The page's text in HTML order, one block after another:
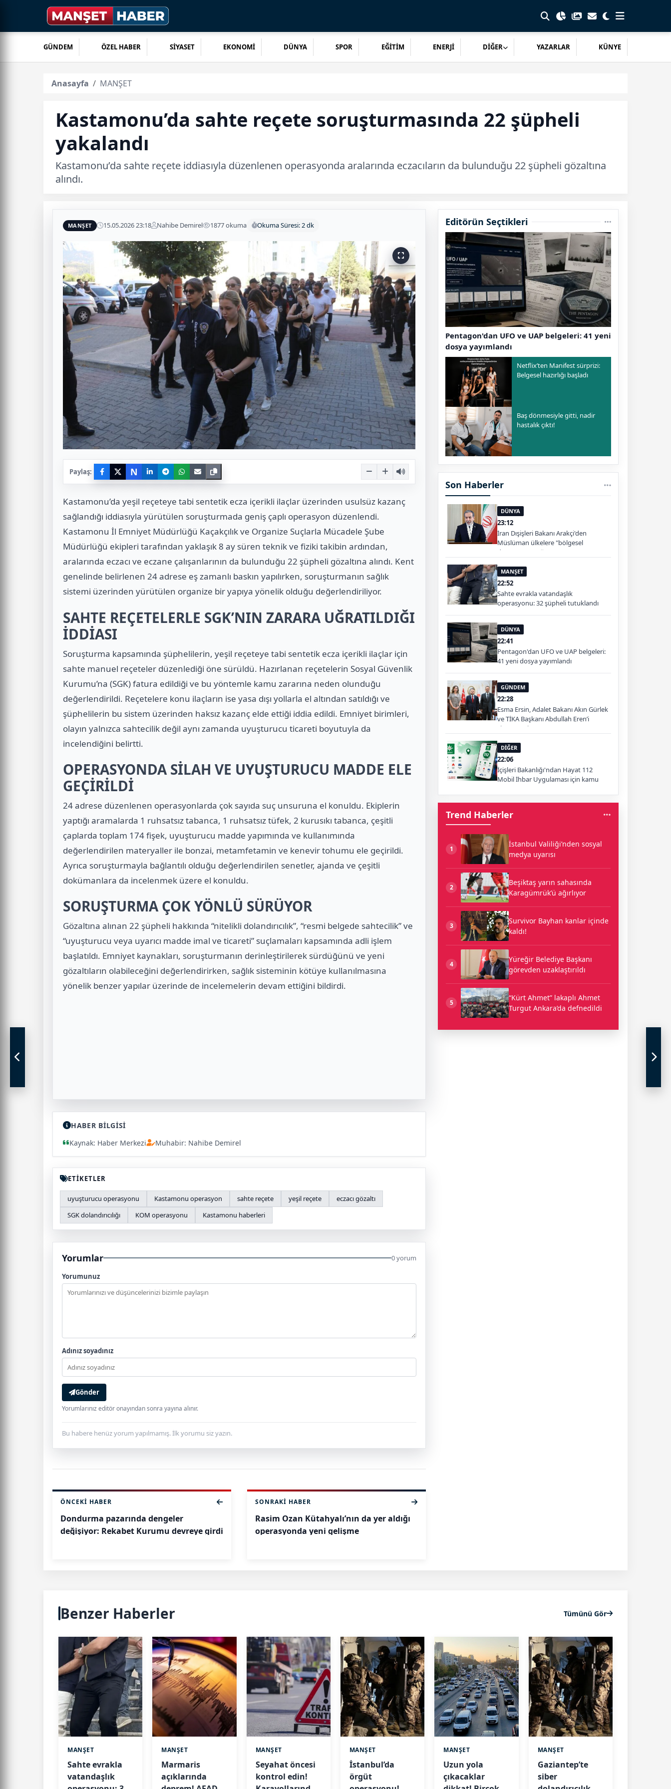
GÜNDEM ÖZEL HABER SİYASET EKONOMİ DÜNYA SPOR EĞİTİM ENERJİ DİĞER YAZARLAR KÜNYE
Anasayfa MANŞET
Kastamonu’da sahte reçete soruşturmasında 22 şüpheli
yakalandı
Kastamonu’da sahte reçete iddiasıyla düzenlenen operasyonda aralarında eczacıların da bulunduğu 22 şüpheli gözaltına
alındı.
MANŞET 15.05.2026 23:18 Nahibe Demirel 1877 okuma Okuma Süresi: 2 dk
Paylaş: N
Kastamonu’da yeşil reçeteye tabi sentetik ecza içerikli ilaçlar üzerinden usulsüz kazanç
sağlandığı iddiasıyla yürütülen soruşturmada geniş çaplı operasyon düzenlendi.
Kastamonu İl Emniyet Müdürlüğü Kaçakçılık ve Organize Suçlarla Mücadele Şube
Müdürlüğü ekipleri tarafından yaklaşık 8 ay süren teknik ve fiziki takibin ardından,
aralarında eczacı ve eczane çalışanlarının da bulunduğu 22 şüpheli gözaltına alındı. Kent
genelinde belirlenen 24 adrese eş zamanlı baskın yapılırken, soruşturmanın sağlık
sistemi üzerinden yürütülen organize bir yapıya yönelik olduğu değerlendiriliyor.
SAHTE REÇETELERLE SGK’NIN ZARARA UĞRATILDIĞI
İDDİASI
Soruşturma kapsamında şüphelilerin, yeşil reçeteye tabi sentetik ecza içerikli ilaçlar için
sahte manuel reçeteler düzenlediği öne sürüldü. Hazırlanan reçetelerin Sosyal Güvenlik
Kurumu’na (SGK) fatura edildiği ve bu yöntemle kamu zararına neden olunduğu
değerlendirildi. Reçetelere konu ilaçların ise yasa dışı yollarla el altından satıldığı ve
şüphelilerin bu sistem üzerinden haksız kazanç elde ettiği iddia edildi. Emniyet birimleri,
olayın yalnızca sahtecilik değil aynı zamanda uyuşturucu ticareti boyutuyla da
incelendiğini belirtti.
OPERASYONDA SİLAH VE UYUŞTURUCU MADDE ELE
GEÇİRİLDİ
24 adrese düzenlenen operasyonlarda çok sayıda suç unsuruna el konuldu. Ekiplerin
yaptığı aramalarda 1 ruhsatsız tabanca, 1 ruhsatsız tüfek, 2 kurusıkı tabanca, çeşitli
çaplarda toplam 174 fişek, uyuşturucu madde yapımında ve kullanımında
değerlendirilen materyaller ile bonzai, metamfetamin ve kenevir tohumu ele geçirildi.
Ayrıca soruşturmayla bağlantılı olduğu değerlendirilen senetler, ajanda ve çeşitli
dokümanlara da incelenmek üzere el konuldu.
SORUŞTURMA ÇOK YÖNLÜ SÜRÜYOR
Gözaltına alınan 22 şüpheli hakkında “nitelikli dolandırıcılık”, “resmi belgede sahtecilik” ve
“uyuşturucu veya uyarıcı madde imal ve ticareti” suçlamaları kapsamında adli işlem
başlatıldı. Emniyet kaynakları, soruşturmanın derinleştirilerek sürdüğünü ve yeni
gözaltıların olabileceğini değerlendirirken, sağlık sisteminin kötüye kullanılmasına
yönelik benzer yapılar üzerinde de incelemelerin devam ettiğini bildirdi.
HABER BİLGİSİ
Kaynak: Haber Merkezi
Muhabir: Nahibe Demirel
ETİKETLER
uyuşturucu operasyonu Kastamonu operasyon sahte reçete yeşil reçete
eczacı gözaltı
SGK dolandırıcılığı
KOM operasyonu Kastamonu haberleri
Yorumlar 0 yorum
Yorumunuz
Adınız soyadınız
Gönder
Yorumlarınız editör onayından sonra yayına alınır.
Bu habere henüz yorum yapılmamış. İlk yorumu siz yazın.
ÖNCEKI HABER
Dondurma pazarında dengeler
değişiyor: Rekabet Kurumu devreye girdi
SONRAKI HABER
Rasim Ozan Kütahyalı’nın da yer aldığı
operasyonda yeni gelişme
Editörün Seçtikleri
Pentagon'dan UFO ve UAP belgeleri: 41 yeni
dosya yayımlandı
Netflix’ten Manifest sürprizi:
Belgesel hazırlığı başladı
Baş dönmesiyle gitti, nadir
hastalık çıktı!
Son Haberler
DÜNYA
23:12
İran Dışişleri Bakanı Arakçi'den
Müslüman ülkelere "bölgesel
dayanışma" çağrısı
MANŞET
22:52
Sahte evrakla vatandaşlık
operasyonu: 32 şüpheli tutuklandı
DÜNYA
22:41
Pentagon'dan UFO ve UAP belgeleri:
41 yeni dosya yayımlandı
GÜNDEM
22:28
Esma Ersin, Adalet Bakanı Akın Gürlek
ve TİKA Başkanı Abdullah Eren’i
ziyaret etti
DİĞER
22:06
İçişleri Bakanlığı'ndan Hayat 112
Mobil İhbar Uygulaması için kamu
Trend Haberler
1
İstanbul Valiliği’nden sosyal
medya uyarısı
2
Beşiktaş yarın sahasında
Karagümrük’ü ağırlıyor
3
Survivor Bayhan kanlar içinde
kaldı!
4
Yüreğir Belediye Başkanı
görevden uzaklaştırıldı
5
“Kürt Ahmet” lakaplı Ahmet
Turgut Ankara’da defnedildi
Benzer Haberler Tümünü Gör
MANŞET
Sahte evrakla
vatandaşlık
MANŞET
Marmaris
açıklarında
MANŞET
Seyahat öncesi
kontrol edin!
MANŞET
İstanbul’da
örgüt
MANŞET
Uzun yola
çıkacaklar
MANŞET
Gaziantep’te
siber